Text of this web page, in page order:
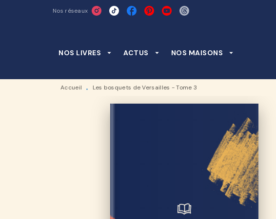
RECHERCHE CONTENU
Nos réseaux
NOS LIVRES arrow_drop_down ACTUS arrow_drop_down NOS MAISONS arrow_drop_down
Accueil • Les bosquets de Versailles - Tome 3